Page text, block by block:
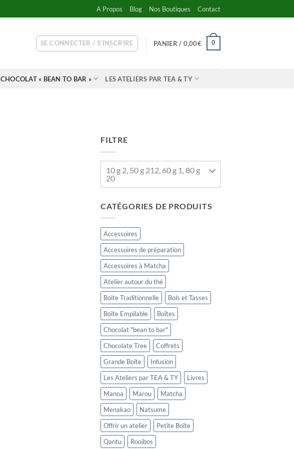
A Propos Blog Nos Boutiques Contact
SE CONNECTER / S’INSCRIRE PANIER / 0,00€ 0
CHOCOLAT « BEAN TO BAR » LES ATELIERS PAR TEA & TY
FILTRE
10 g 2, 50 g 212, 60 g 1, 80 g
20
CATÉGORIES DE PRODUITS
Accessoires
Accessoires de préparation
Accessoires à Matcha
Atelier autour du thé
Boite Traditionnelle
Bols et Tasses
Boîte Empilable
Boîtes
Chocolat "bean to bar"
Chocolate Tree
Coffrets
Grande Boîte
Infusion
Les Ateliers par TEA & TY
Livres
Manoa
Marou
Matcha
Menakao
Natsume
Offrir un atelier
Petite Boîte
Qantu
Rooïbos